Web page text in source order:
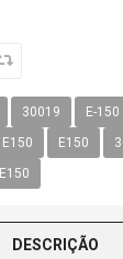
30019 E-150
E150 E150
E150
DESCRIÇÃO